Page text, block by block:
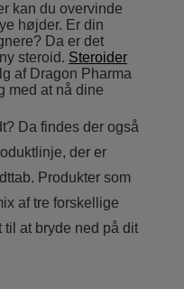
kan du overvinde
højder. Er din
Da er det
steroid. Steroider
af Dragon Pharma
med at nå dine
Da findes der også
der er
Produkter som
af tre forskellige
til at bryde ned på dit